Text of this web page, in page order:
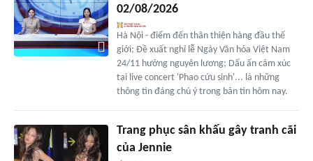
02/08/2026
Hà Nội - điểm đến thân thiện hàng đầu thế
giới; Đề xuất nghỉ lễ Ngày Văn hóa Việt Nam
24/11 hưởng nguyên lương; Dấu ấn cảm xúc
tại live concert 'Phao cứu sinh'... là những
thông tin đáng chú ý trong bản tin hôm nay.
Trang phục sân khấu gây tranh cãi
của Jennie